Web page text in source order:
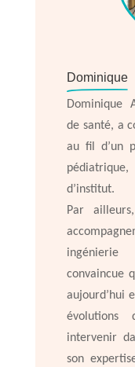
Dominique
Dominique
de santé, a
au fil d’un
d’institut.
Par
convaincue
aujourd’hui
évolutions
intervenir
son